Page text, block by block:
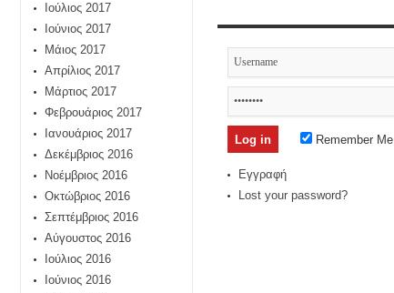
Ιούλιος 2017
Ιούνιος 2017
Μάιος 2017
Απρίλιος 2017
Μάρτιος 2017
Φεβρουάριος 2017
Ιανουάριος 2017
Δεκέμβριος 2016
Νοέμβριος 2016
Οκτώβριος 2016
Σεπτέμβριος 2016
Αύγουστος 2016
Ιούλιος 2016
Ιούνιος 2016
Remember Me
Εγγραφή
Lost your password?